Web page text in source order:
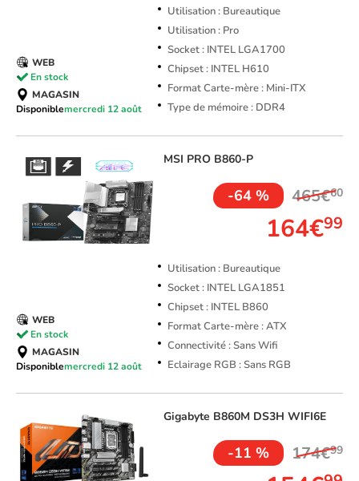
Utilisation : Bureautique
Utilisation : Pro
Socket : INTEL LGA1700
Chipset : INTEL H610
Format Carte-mère : Mini-ITX
Type de mémoire : DDR4
WEB
En stock
MAGASIN
Disponiblemercredi 12 août
MSI PRO B860-P
-64 % 465€60
164€99
Utilisation : Bureautique
Socket : INTEL LGA1851
Chipset : INTEL B860
Format Carte-mère : ATX
Connectivité : Sans Wifi
Eclairage RGB : Sans RGB
WEB
En stock
MAGASIN
Disponiblemercredi 12 août
Gigabyte B860M DS3H WIFI6E
-11 % 174€99